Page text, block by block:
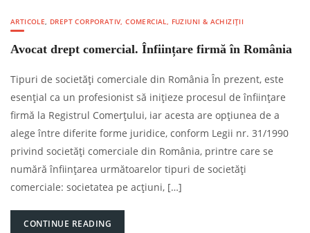
ARTICOLE, DREPT CORPORATIV, COMERCIAL, FUZIUNI & ACHIZIȚII
Avocat drept comercial. Înființare firmă în România
Tipuri de societăți comerciale din România În prezent, este
esențial ca un profesionist să inițieze procesul de înființare
firmă la Registrul Comerțului, iar acesta are opțiunea de a
alege între diferite forme juridice, conform Legii nr. 31/1990
privind societăți comerciale din România, printre care se
numără înființarea următoarelor tipuri de societăți
comerciale: societatea pe acțiuni, […]
CONTINUE READING